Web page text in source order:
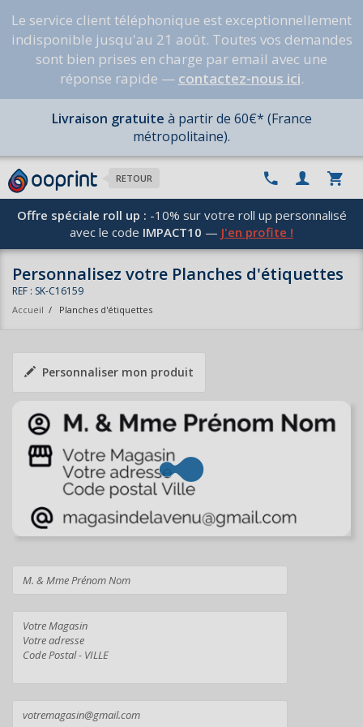
Le service client téléphonique est exceptionnellement
indisponible jusqu'au 21 août. Toutes vos demandes
sont bien prises en charge par email avec une
réponse rapide — contactez-nous ici.
Livraison gratuite à partir de 60€* (France
métropolitaine).
RETOUR
Offre spéciale roll up : -10% sur votre roll up personnalisé
avec le code IMPACT10 — J'en profite !
Personnalisez votre Planches d'étiquettes
REF : SK-C16159
Accueil / Planches d'étiquettes
Personnaliser mon produit